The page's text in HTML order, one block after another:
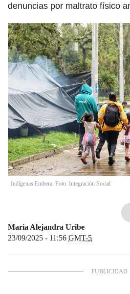
denuncias por maltrato físico
Indígenas Embera. Foto: Integración Social
Maria Alejandra Uribe
23/09/2025 - 11:56 GMT-5